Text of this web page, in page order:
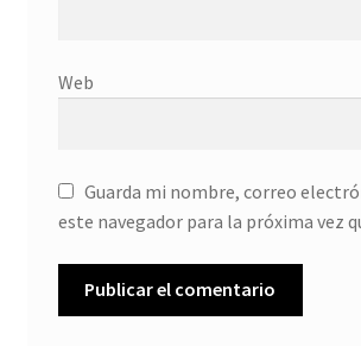
Web
Guarda mi nombre, correo
este navegador para la próxima vez